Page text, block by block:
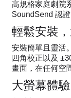
高規格家庭劇院
SoundSend 認
輕鬆安裝
安裝簡單且靈活
四角校正以及
畫面，在任何空
大螢幕體